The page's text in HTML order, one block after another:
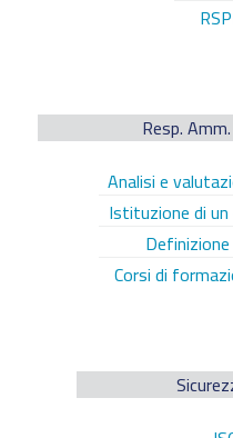
Resp.
Analisi e
Istituzione di
Corsi di